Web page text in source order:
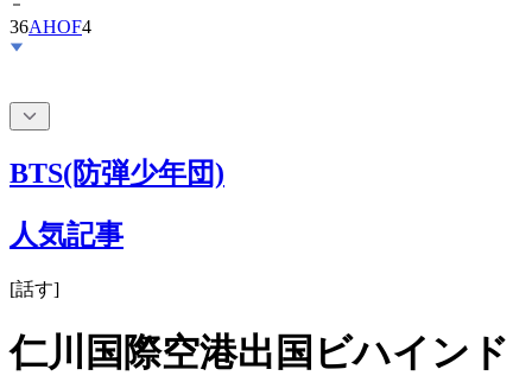
BTS(防弾少年団)
人気記事
[話す]
仁川国際空港出国ビハインド